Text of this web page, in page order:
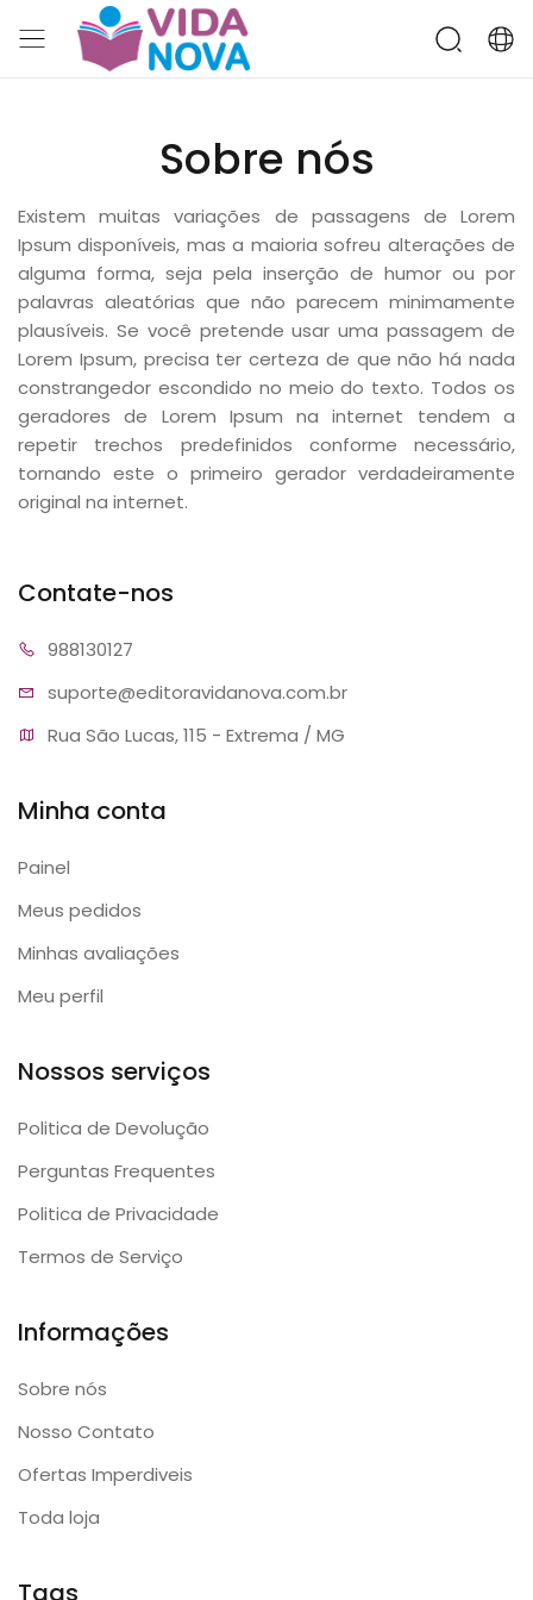
Sobre nós
Existem muitas variações de passagens de Lorem
Ipsum disponíveis, mas a maioria sofreu alterações de
alguma forma, seja pela inserção de humor ou por
palavras aleatórias que não parecem minimamente
plausíveis. Se você pretende usar uma passagem de
Lorem Ipsum, precisa ter certeza de que não há nada
constrangedor escondido no meio do texto. Todos os
geradores de Lorem Ipsum na internet tendem a
repetir trechos predefinidos conforme necessário,
tornando este o primeiro gerador verdadeiramente
original na internet.
Contate-nos
988130127
suporte@editoravidanova.com.br
Rua São Lucas, 115 - Extrema / MG
Minha conta
Painel
Meus pedidos
Minhas avaliações
Meu perfil
Nossos serviços
Politica de Devolução
Perguntas Frequentes
Politica de Privacidade
Termos de Serviço
Informações
Sobre nós
Nosso Contato
Ofertas Imperdiveis
Toda loja
Tags